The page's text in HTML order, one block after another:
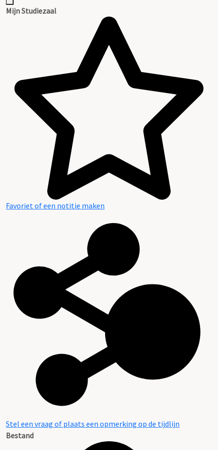
Mijn Studiezaal
Favoriet of een notitie maken
Stel een vraag of plaats een opmerking op de tijdlijn
Bestand